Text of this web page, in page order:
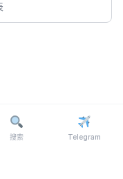
搜索 Telegram